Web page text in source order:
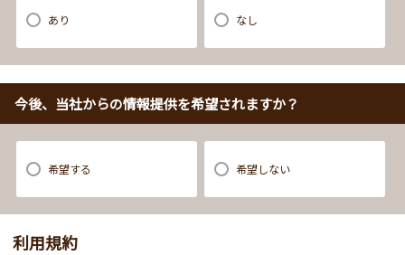
あり なし
今後、当社からの情報提供を希望されますか？
希望する 希望しない
利用規約